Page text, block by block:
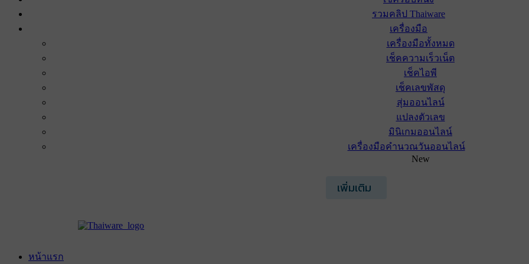
รวมคลิป Thaiware
เครื่องมือ
เครื่องมือทั้งหมด
เช็คความเร็วเน็ต
เช็คไอพี
เช็คเลขพัสดุ
สุ่มออนไลน์
แปลงตัวเลข
มินิเกมออนไลน์
เครื่องมือคำนวณวันออนไลน์
New
เพิ่มเติม
หน้าแรก